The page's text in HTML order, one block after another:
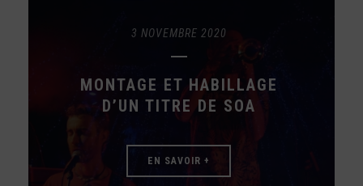
3 NOVEMBRE 2020
MONTAGE ET HABILLAGE
D’UN TITRE DE SOA
EN SAVOIR +